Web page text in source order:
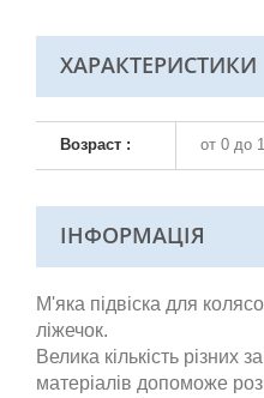
ХАРАКТЕРИСТИКИ
Возраст : от 0 до
ІНФОРМАЦІЯ
М'яка підвіска для
ліжечок.
Велика кількість різних
матеріалів допоможе